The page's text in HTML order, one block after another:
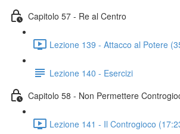
Capitolo 57 - Re al Centro
Lezione 139 - Attacco al Potere
Lezione 140 - Esercizi
Capitolo 58 - Non Permettere
Lezione 141 - Il Controgioco